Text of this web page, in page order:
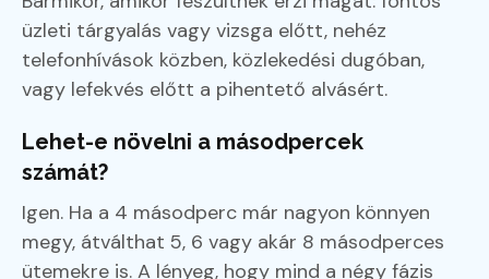
üzleti tárgyalás vagy vizsga előtt, nehéz
telefonhívások közben, közlekedési dugóban,
vagy lefekvés előtt a pihentető alvásért.
Lehet-e növelni a másodpercek
számát?
Igen. Ha a 4 másodperc már nagyon könnyen
megy, átválthat 5, 6 vagy akár 8 másodperces
ütemekre is. A lényeg, hogy mind a négy fázis